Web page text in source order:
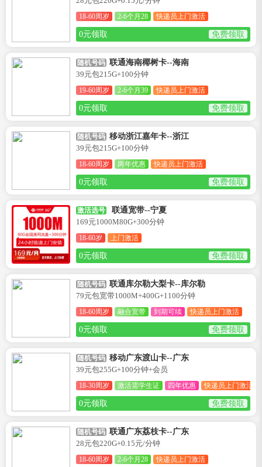
18-60周岁 2-6个月28 快递员上门激活
0元领取 免费领取
随机号码 联通海南椰树卡--海南
39元包215G+100分钟
19-60周岁 2-6个月39 快递员上门激活
0元领取 免费领取
随机号码 移动浙江嘉年卡--浙江
39元包215G+100分钟
18-60周岁 两年优惠 快递员上门激活
0元领取 免费领取
激活选号
联通宽带--宁夏
169元1000M80G+300分钟
18-60岁 上门激活
0元领取 免费领取
随机号码 联通库尔勒大梨卡--库尔勒
79元包宽带1000M+400G+1100分钟
18-60周岁 融合宽带 到期可续 快递员上门激活
0元领取 免费领取
随机号码 移动广东渡山卡--广东
39元包255G+100分钟+会员
18-30周岁 激活需学生证 四年优惠 快递员上门激活
0元领取 免费领取
随机号码 联通广东荔枝卡--广东
28元包220G+0.15元/分钟
18-60周岁 2-6个月28 快递员上门激活